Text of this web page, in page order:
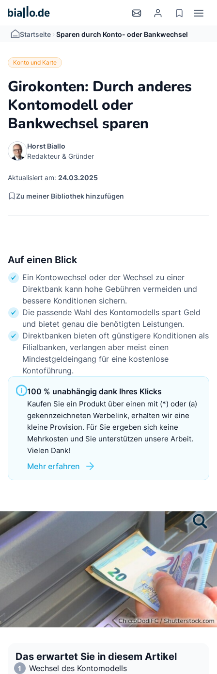
Startseite > Sparen durch Konto- oder Bankwechsel
Konto und Karte
Girokonten: Durch anderes
Kontomodell oder
Bankwechsel sparen
Horst Biallo
Redakteur & Gründer
Aktualisiert am: 24.03.2025
Zu meiner Bibliothek hinzufügen
Auf einen Blick
Ein Kontowechsel oder der Wechsel zu einer
Direktbank kann hohe Gebühren vermeiden und
bessere Konditionen sichern.
Die passende Wahl des Kontomodells spart Geld
und bietet genau die benötigten Leistungen.
Direktbanken bieten oft günstigere Konditionen als
Filialbanken, verlangen aber meist einen
Mindestgeldeingang für eine kostenlose
Kontoführung.
100 % unabhängig dank Ihres Klicks
Kaufen Sie ein Produkt über einen mit (*) oder (a)
gekennzeichneten Werbelink, erhalten wir eine
kleine Provision. Für Sie ergeben sich keine
Mehrkosten und Sie unterstützen unsere Arbeit.
Vielen Dank!
Mehr erfahren
Das erwartet Sie in diesem Artikel
Wechsel des Kontomodells